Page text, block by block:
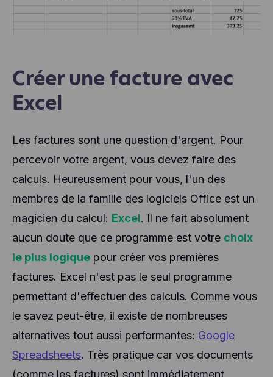
Créer une facture avec
Excel
Les factures sont une question d'argent. Pour
percevoir votre argent, vous devez faire des
calculs. Heureusement pour vous, l'un des
membres de la famille des logiciels Office est un
magicien du calcul: Excel. Il ne fait absolument
aucun doute que ce programme est votre choix
le plus logique pour créer vos premières
factures. Excel n'est pas le seul programme
permettant d'effectuer des calculs. Comme vous
le savez peut-être, il existe de nombreuses
alternatives tout aussi performantes: Google
Spreadsheets. Très pratique car vos documents
(comme les factures) sont immédiatement